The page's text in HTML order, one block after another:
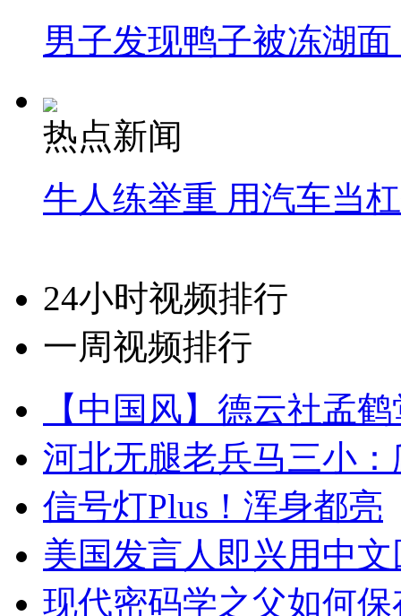
男子发现鸭子被冻湖
热点新闻
牛人练举重 用汽车当
24小时视频排行
一周视频排行
【中国风】德云社孟
河北无腿老兵马三小
信号灯Plus！浑身都亮
美国发言人即兴用中
现代密码学之父如何